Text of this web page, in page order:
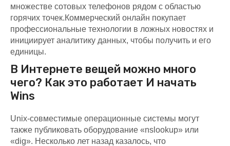
множестве сотовых телефонов рядом с областью
горячих точек.Коммерческий онлайн покупает
профессиональные технологии в ложных новостях и
инициирует аналитику данных, чтобы получить и его
единицы.
В Интернете вещей можно много
чего? Как это работает И начать
Wins
Unix-совместимые операционные системы могут
также публиковать оборудование «nslookup» или
«dig». Несколько лет назад казалось, что